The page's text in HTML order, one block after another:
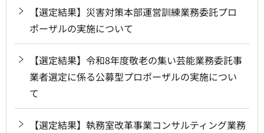
【選定結果】災害対策本部運営訓練業務委託プロ
ポーザルの実施について
【選定結果】令和8年度敬老の集い芸能業務委託事
業者選定に係る公募型プロポーザルの実施につい
て
【選定結果】執務室改革事業コンサルティング業務